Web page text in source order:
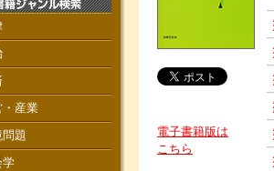
電子書籍版は
こちら
・産業
題
学